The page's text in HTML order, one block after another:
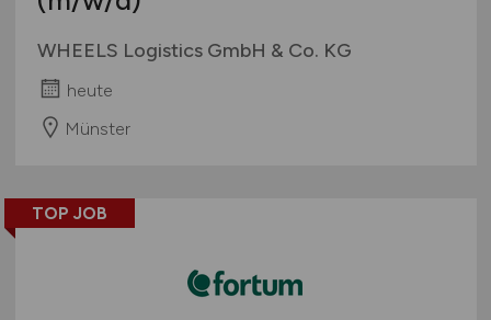
WHEELS Logistics GmbH & Co. KG
heute
Münster
TOP JOB